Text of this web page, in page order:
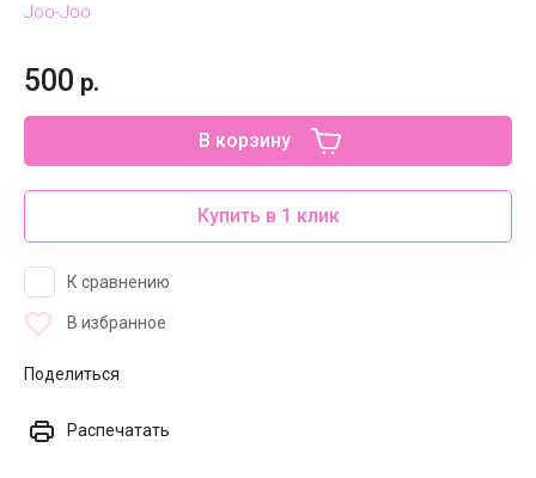
Joo-Joo
500 р.
В корзину
Купить в 1 клик
К сравнению
В избранное
Поделиться
Распечатать